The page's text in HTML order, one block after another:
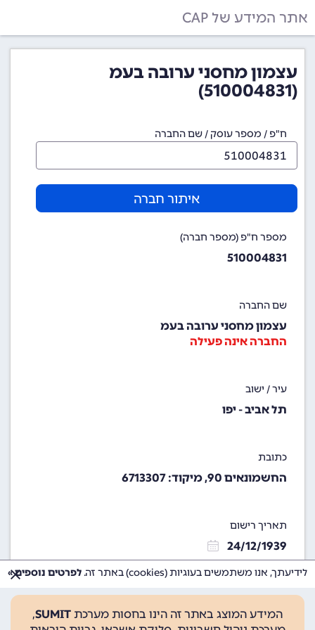
אתר המידע של CAP
עצמון מחסני ערובה בעמ
(510004831)
ח"פ / מספר עוסק / שם החברה
איתור חברה
מספר ח"פ (מספר חברה)
510004831
שם החברה
עצמון מחסני ערובה בעמ
החברה אינה פעילה
עיר / ישוב
תל אביב - יפו
כתובת
החשמונאים 90, מיקוד: 6713307
תאריך רישום
24/12/1939
המידע המוצג באתר זה הינו בחסות מערכת SUMIT
,
לידיעתך, אנו משתמשים בעוגיות (cookies) באתר זה. לפרטים נוספים »